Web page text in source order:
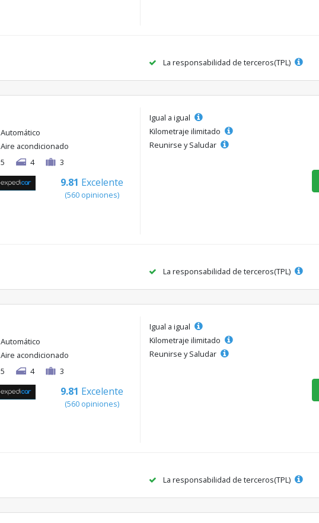
La responsabilidad de terceros(TPL)
Automático
Aire acondicionado
5
4 3
9.81 Excelente
(560 opiniones)
Igual a igual
Kilometraje ilimitado
Reunirse y Saludar
La responsabilidad de terceros(TPL)
Automático
Aire acondicionado
5
4 3
9.81 Excelente
(560 opiniones)
Igual a igual
Kilometraje ilimitado
Reunirse y Saludar
La responsabilidad de terceros(TPL)